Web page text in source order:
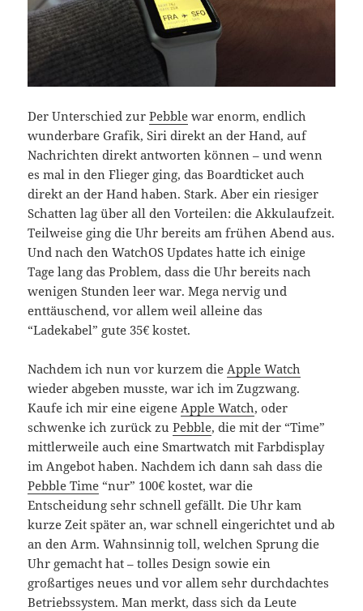
Der Unterschied zurPebble war enorm, endlich
wunderbare Grafik, Siri direkt an der Hand, auf
Nachrichten direkt antworten können – und wenn
es mal in den Flieger ging, das Boardticket auch
direkt an der Hand haben. Stark. Aber ein riesiger
Schatten lag über all den Vorteilen: die Akkulaufzeit.
Teilweise ging die Uhr bereits am frühen Abend aus.
Und nach den WatchOS Updates hatte ich einige
Tage lang das Problem, dass die Uhr bereits nach
wenigen Stunden leer war. Mega nervig und
enttäuschend, vor allem weil alleine das
“Ladekabel” gute 35€ kostet.
Nachdem ich nun vor kurzem dieApple Watch
wieder abgeben musste, war ich im Zugzwang.
Kaufe ich mir eine eigeneApple Watch, oder
schwenke ich zurück zuPebble, die mit der “Time”
mittlerweile auch eine Smartwatch mit Farbdisplay
im Angebot haben. Nachdem ich dann sah dass die
Pebble Time “nur” 100€ kostet, war die
Entscheidung sehr schnell gefällt. Die Uhr kam
kurze Zeit später an, war schnell eingerichtet und ab
an den Arm. Wahnsinnig toll, welchen Sprung die
Uhr gemacht hat – tolles Design sowie ein
großartiges neues und vor allem sehr durchdachtes
Betriebssystem. Man merkt, dass sich da Leute